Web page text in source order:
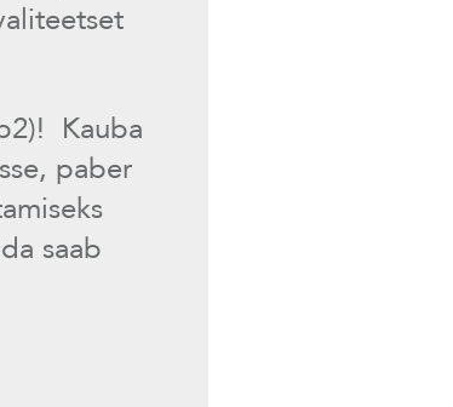
Kauba
paber
saab